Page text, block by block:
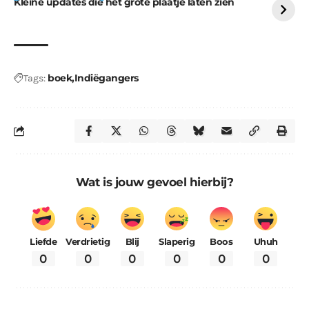
Tags: boekIndiëgangers
Wat is jouw gevoel hierbij?
Liefde
0
Verdrietig
0
Blij
0
Slaperig
0
Boos
0
Uhuh
0